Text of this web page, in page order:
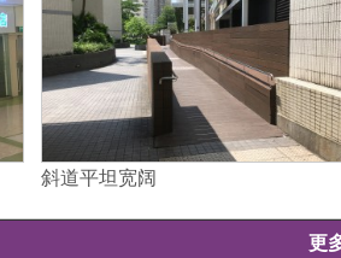
斜道平坦宽阔
更